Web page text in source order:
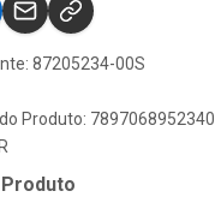
87205234-00S
Produto: 7897068952340